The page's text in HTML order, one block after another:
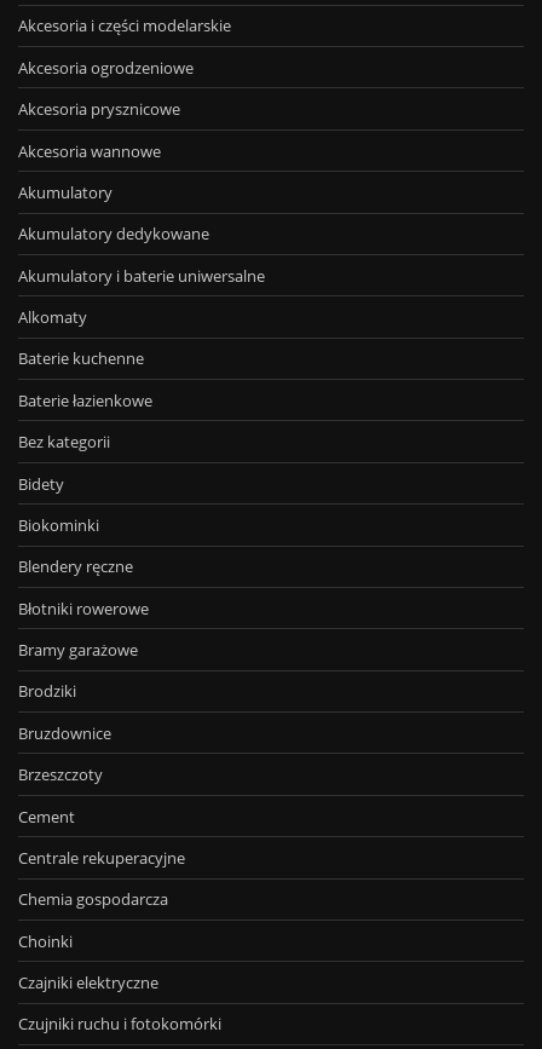
Akcesoria i części modelarskie
Akcesoria ogrodzeniowe
Akcesoria prysznicowe
Akcesoria wannowe
Akumulatory
Akumulatory dedykowane
Akumulatory i baterie uniwersalne
Alkomaty
Baterie kuchenne
Baterie łazienkowe
Bez kategorii
Bidety
Biokominki
Blendery ręczne
Błotniki rowerowe
Bramy garażowe
Brodziki
Bruzdownice
Brzeszczoty
Cement
Centrale rekuperacyjne
Chemia gospodarcza
Choinki
Czajniki elektryczne
Czujniki ruchu i fotokomórki